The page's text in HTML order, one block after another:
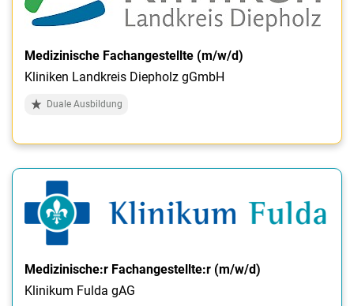
Medizinische Fachangestellte (m/w/d)
Kliniken Landkreis Diepholz gGmbH
Duale Ausbildung
Medizinische:r Fachangestellte:r (m/w/d)
Klinikum Fulda gAG